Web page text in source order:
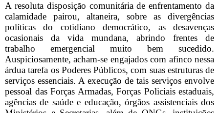
A resoluta disposição comunitária de enfrentamento da
calamidade pairou, altaneira, sobre as divergências
políticas do cotidiano democrático, as desavenças
ocasionais da vida mundana, abrindo frentes de
trabalho emergencial muito bem sucedido.
Auspiciosamente, acham-se engajados com afinco nessa
árdua tarefa os Poderes Públicos, com suas estruturas de
serviços essenciais. A execução de tais serviços envolve
pessoal das Forças Armadas, Forças Policiais estaduais,
agências de saúde e educação, órgãos assistenciais dos